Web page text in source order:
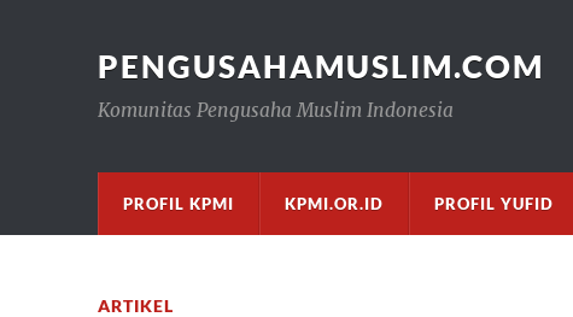
PENGUSAHAMUSLIM.COM
Komunitas Pengusaha Muslim Indonesia
PROFIL KPMI KPMI.OR.ID PROFIL YUFID
ARTIKEL